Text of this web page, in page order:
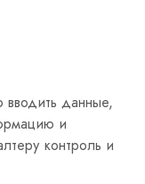
данные,
и
контроль и